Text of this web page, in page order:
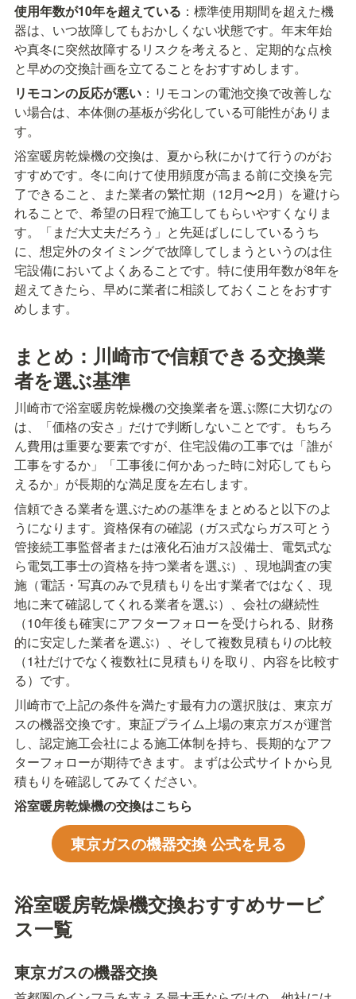
使用年数が10年を超えている ：標準使用期間を超えた機
器は、いつ故障してもおかしくない状態です。年末年始
や真冬に突然故障するリスクを考えると、定期的な点検
と早めの交換計画を立てることをおすすめします。
リモコンの反応が悪い ：リモコンの電池交換で改善しな
い場合は、本体側の基板が劣化している可能性がありま
す。
浴室暖房乾燥機の交換は、夏から秋にかけて行うのがお
すすめです。冬に向けて使用頻度が高まる前に交換を完
了できること、また業者の繁忙期（12月〜2月）を避けら
れることで、希望の日程で施工してもらいやすくなりま
す。「まだ大丈夫だろう」と先延ばしにしているうち
に、想定外のタイミングで故障してしまうというのは住
宅設備においてよくあることです。特に使用年数が8年を
超えてきたら、早めに業者に相談しておくことをおすす
めします。
まとめ：川崎市で信頼できる交換業
者を選ぶ基準
川崎市で浴室暖房乾燥機の交換業者を選ぶ際に大切なの
は、「価格の安さ」だけで判断しないことです。もちろ
ん費用は重要な要素ですが、住宅設備の工事では「誰が
工事をするか」「工事後に何かあった時に対応してもら
えるか」が長期的な満足度を左右します。
信頼できる業者を選ぶための基準をまとめると以下のよ
うになります。資格保有の確認（ガス式ならガス可とう
管接続工事監督者または液化石油ガス設備士、電気式な
ら電気工事士の資格を持つ業者を選ぶ）、現地調査の実
施（電話・写真のみで見積もりを出す業者ではなく、現
地に来て確認してくれる業者を選ぶ）、会社の継続性
（10年後も確実にアフターフォローを受けられる、財務
的に安定した業者を選ぶ）、そして複数見積もりの比較
（1社だけでなく複数社に見積もりを取り、内容を比較す
る）です。
川崎市で上記の条件を満たす最有力の選択肢は、東京ガ
スの機器交換です。東証プライム上場の東京ガスが運営
し、認定施工会社による施工体制を持ち、長期的なアフ
ターフォローが期待できます。まずは公式サイトから見
積もりを確認してみてください。
浴室暖房乾燥機の交換はこちら
東京ガスの機器交換 公式を見る
浴室暖房乾燥機交換おすすめサービ
ス一覧
東京ガスの機器交換